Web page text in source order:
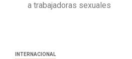
a trabajadoras sexuales
INTERNACIONAL